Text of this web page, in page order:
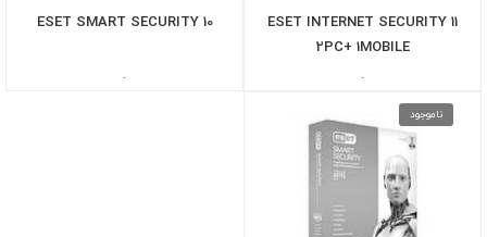
ESET INTERNET SECURITY 11
2PC+ 1MOBILE
-
ESET SMART SECURITY 10
-
ناموجود